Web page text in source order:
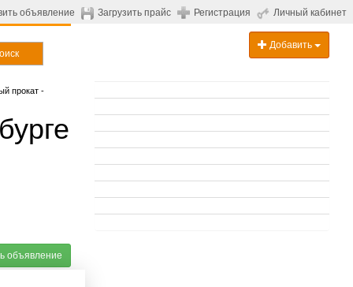
объявление Загрузить прайс Регистрация Личный кабинет
Добавить
прокат -
объявление